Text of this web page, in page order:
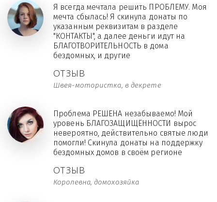
ОТЗЫВ
Швея-мотористка, в декрете
Я всегда мечтала решить ПРОБЛЕМУ. Моя
мечта сбылась! Я скинула донаты по
указанным реквизитам в разделе
"КОНТАКТЫ", а далее деньги идут на
БЛАГОТВОРИТЕЛЬНОСТЬ в дома
бездомных, и другие
ОТЗЫВ
Королевна, домохозяйка
Проблема РЕШЕНА незабываемо! Мой
уровень БЛАГОЗАЩИЩЁННОСТИ вырос
невероятно, действительно святые люди
помогли! Скинула донаты на поддержку
бездомных домов в своём регионе